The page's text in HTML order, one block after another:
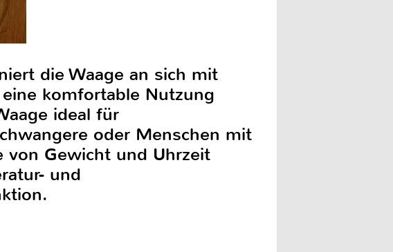
die Waage an sich mit
komfortable Nutzung
ideal für
oder Menschen mit
von Gewicht und Uhrzeit
und